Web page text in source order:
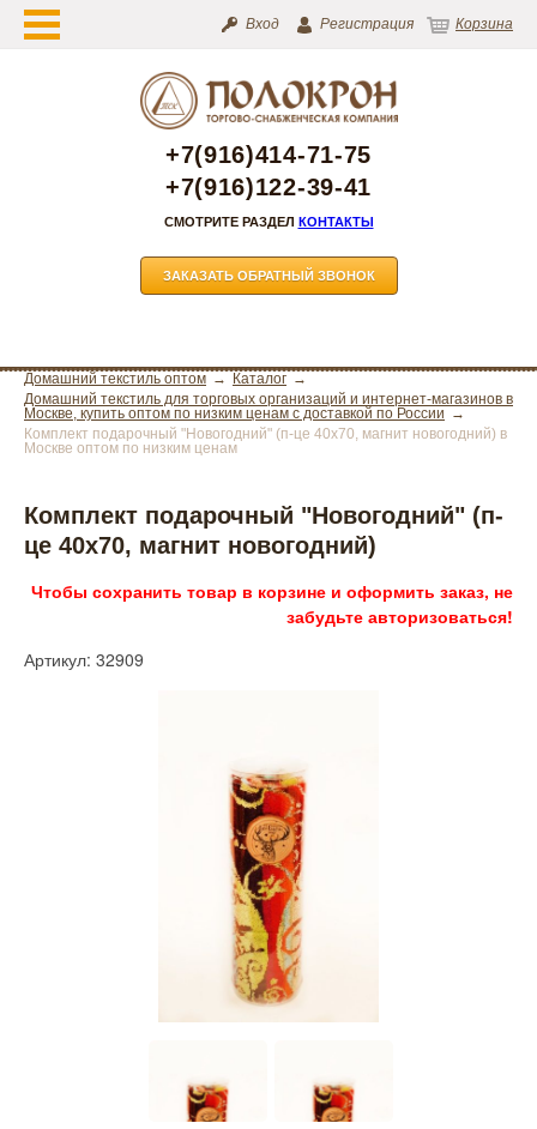
Вход Регистрация Корзина
+7(916)414-71-75
+7(916)122-39-41
СМОТРИТЕ РАЗДЕЛ КОНТАКТЫ
ЗАКАЗАТЬ ОБРАТНЫЙ ЗВОНОК
Домашний текстиль оптом
Каталог
Домашний текстиль для торговых организаций и интернет-магазинов в
Москве, купить оптом по низким ценам с доставкой по России
Комплект подарочный "Новогодний" (п-це 40х70, магнит новогодний) в
Москве оптом по низким ценам
Комплект подарочный "Новогодний" (п-
це 40х70, магнит новогодний)
Чтобы сохранить товар в корзине и оформить заказ, не
забудьте авторизоваться!
Артикул: 32909